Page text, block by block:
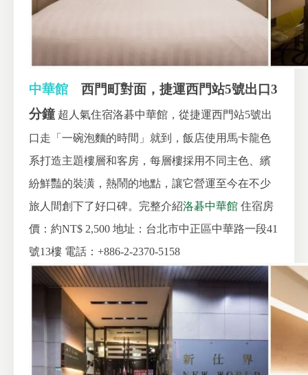
中華館 西門町對面，捷運西門站5號出口3
分鐘 超人氣住宿洛碁中華館，從捷運西門站5號出
口走「一碗泡麵的時間」就到，飯店使用馬卡龍色
系打造主題樓層和客房，每層樓採用不同主色、繽
紛鮮豔的裝潢，熱鬧的地點，讓它營運至今在不少
旅人間創下了好口碑。完整介紹洛碁中華館 住宿房
價：約NT$ 2,500 地址：台北市中正區中華路一段41
號13樓 電話：+886-2-2370-5158